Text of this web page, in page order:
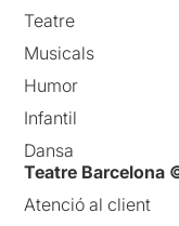
Teatre
Musicals
Humor
Infantil
Dansa
Teatre Barcelona
Atenció al client